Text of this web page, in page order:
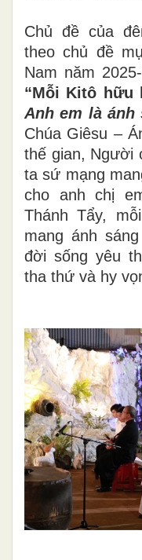
Chủ đề của
theo chủ đề
Nam năm
“Mỗi Kitô hữu
Anh em là ánh
Chúa Giêsu –
thế gian, Người
ta sứ mạng
cho anh chị
Thánh Tẩy,
mang ánh
đời sống yêu
tha thứ và hy